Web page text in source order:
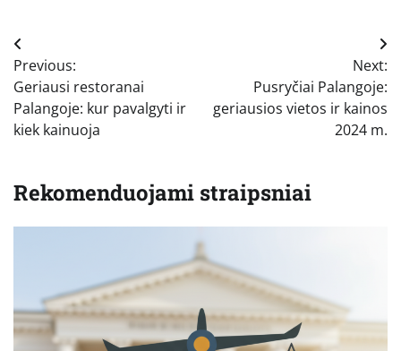
Navigacija
tarp
įrašų
Previous:
Geriausi restoranai
Palangoje: kur pavalgyti ir
kiek kainuoja
Next:
Pusryčiai Palangoje:
geriausios vietos ir kainos
2024 m.
Rekomenduojami straipsniai